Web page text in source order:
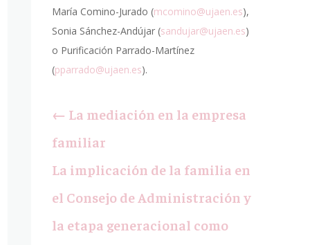
María Comino-Jurado (mcomino@ujaen.es),
Sonia Sánchez-Andújar (sandujar@ujaen.es)
o Purificación Parrado-Martínez
(pparrado@ujaen.es).
← La mediación en la empresa
familiar
La implicación de la familia en
el Consejo de Administración y
la etapa generacional como